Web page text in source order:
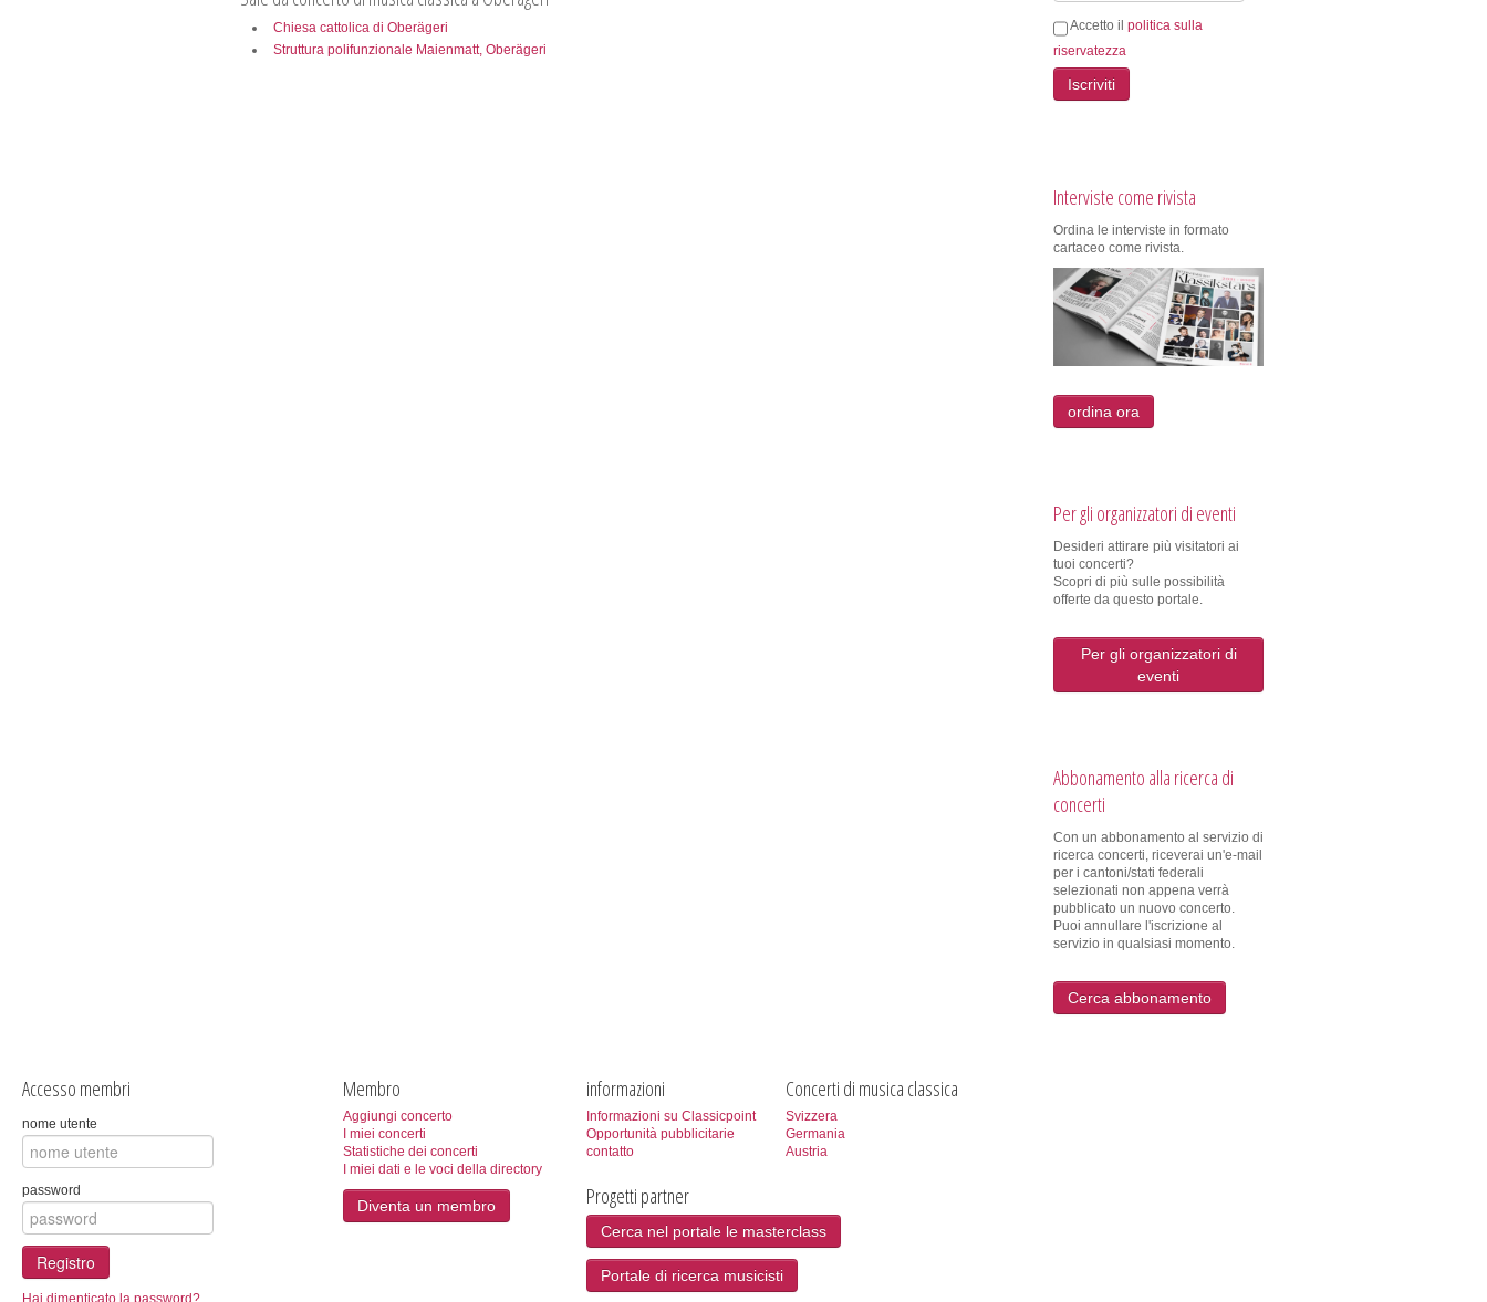
Chiesa cattolica di Oberägeri
Struttura polifunzionale Maienmatt, Oberägeri
Accetto il politica sulla
riservatezza
Iscriviti
Interviste come rivista
Ordina le interviste in formato
cartaceo come rivista.
ordina ora
Per gli organizzatori di eventi
Desideri attirare più visitatori ai
tuoi concerti?
Scopri di più sulle possibilità
offerte da questo portale.
Per gli organizzatori di
eventi
Abbonamento alla ricerca di
concerti
Con un abbonamento al servizio di
ricerca concerti, riceverai un'e-mail
per i cantoni/stati federali
selezionati non appena verrà
pubblicato un nuovo concerto.
Puoi annullare l'iscrizione al
servizio in qualsiasi momento.
Cerca abbonamento
Accesso membri
nome utente
password
Registro
Hai dimenticato la password?
Membro
Aggiungi concerto
I miei concerti
Statistiche dei concerti
I miei dati e le voci della directory
Diventa un membro
informazioni
Informazioni su Classicpoint
Opportunità pubblicitarie
contatto
Concerti di musica classica
Svizzera
Germania
Austria
Progetti partner
Cerca nel portale le masterclass
Portale di ricerca musicisti